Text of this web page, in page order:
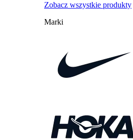
Zobacz wszystkie produkty
Marki